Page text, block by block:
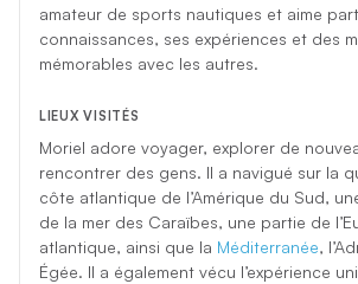
amateur de sports nautiques et aime
connaissances, ses expériences et des
mémorables avec les autres.
LIEUX VISITÉS
Moriel adore voyager, explorer de
rencontrer des gens. Il a navigué sur la
côte atlantique de l’Amérique du Sud,
de la mer des Caraïbes, une partie de
atlantique, ainsi que la Méditerranée,
Égée. Il a également vécu l’expérience